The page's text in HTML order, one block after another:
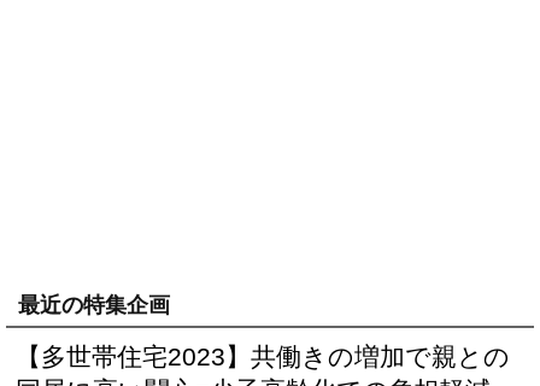
最近の特集企画
【多世帯住宅2023】共働きの増加で親との